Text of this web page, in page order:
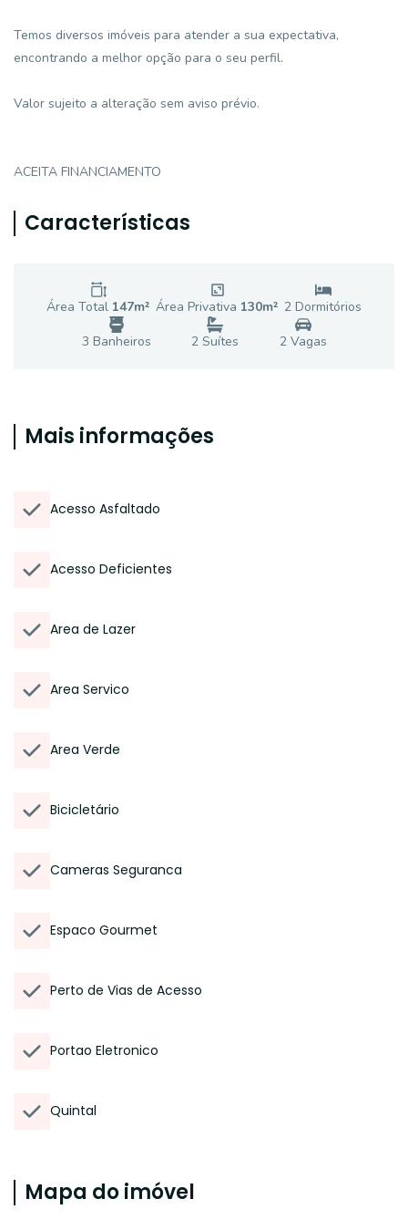
Temos diversos imóveis para atender a sua expectativa,
encontrando a melhor opção para o seu perfil.
Valor sujeito a alteração sem aviso prévio.
ACEITA FINANCIAMENTO
Características
Área Total 147m² Área Privativa 130m² 2 Dormitórios
3 Banheiros 2 Suítes 2Vagas
Mais informações
Acesso Asfaltado
Acesso Deficientes
Area de Lazer
Area Servico
Area Verde
Bicicletário
Cameras Seguranca
Espaco Gourmet
Perto de Vias de Acesso
Portao Eletronico
Quintal
Mapa do imóvel